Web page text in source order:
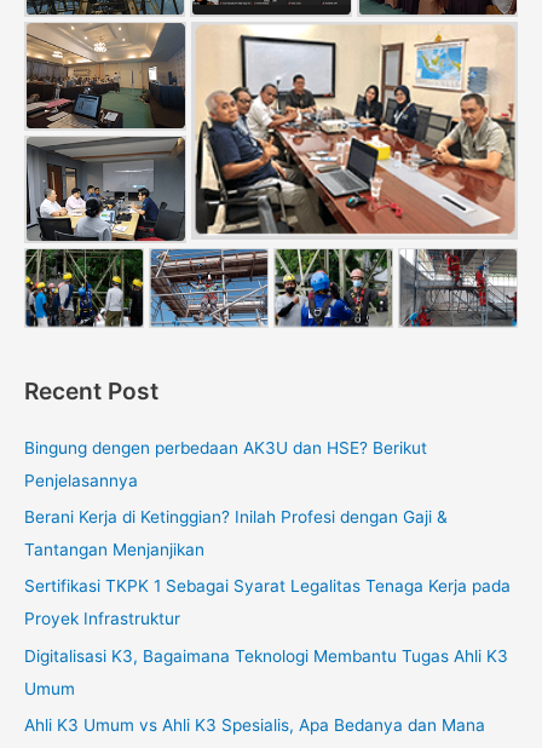
Recent Post
Bingung dengen perbedaan AK3U dan HSE? Berikut
Penjelasannya
Berani Kerja di Ketinggian? Inilah Profesi dengan Gaji &
Tantangan Menjanjikan
Sertifikasi TKPK 1 Sebagai Syarat Legalitas Tenaga Kerja pada
Proyek Infrastruktur
Digitalisasi K3, Bagaimana Teknologi Membantu Tugas Ahli K3
Umum
Ahli K3 Umum vs Ahli K3 Spesialis, Apa Bedanya dan Mana